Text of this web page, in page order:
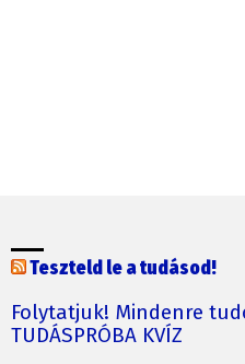
Teszteld le a tudásod!
Folytatjuk! Mindenre
TUDÁSPRÓBA KVÍZ